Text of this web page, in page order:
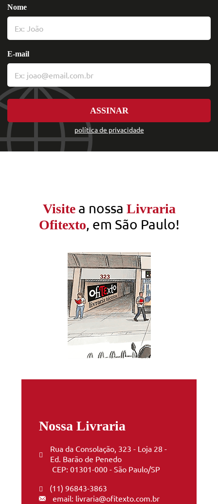
política de privacidade
Nome
E-mail
ASSINAR
Visitea nossa Livraria
Ofitexto, em São Paulo!
Nossa Livraria
Rua da Consolação, 323 - Loja 28 -
Ed. Barão de Penedo
CEP: 01301-000 - São Paulo/SP
(11) 96843-3863
email: livraria@ofitexto.com.br